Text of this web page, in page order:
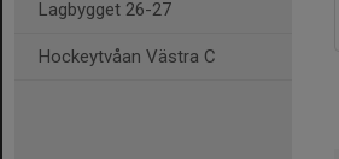
Lagbygget 26-27
Hockeytvåan Västra C